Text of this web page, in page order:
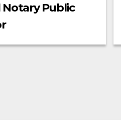
Notary Public